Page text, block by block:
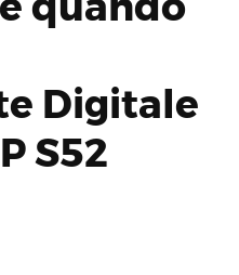
Digitale
S52